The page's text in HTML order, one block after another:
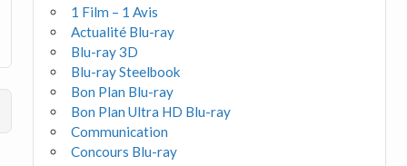
1 Film – 1 Avis
Actualité Blu-ray
Blu-ray 3D
Blu-ray Steelbook
Bon Plan Blu-ray
Bon Plan Ultra HD Blu-ray
Communication
Concours Blu-ray